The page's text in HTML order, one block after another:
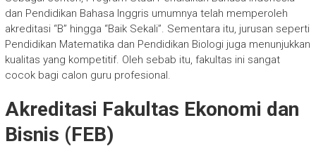
dan Pendidikan Bahasa Inggris umumnya telah memperoleh
akreditasi “B” hingga “Baik Sekali”. Sementara itu, jurusan seperti
Pendidikan Matematika dan Pendidikan Biologi juga menunjukkan
kualitas yang kompetitif. Oleh sebab itu, fakultas ini sangat
cocok bagi calon guru profesional.
Akreditasi Fakultas Ekonomi dan
Bisnis (FEB)